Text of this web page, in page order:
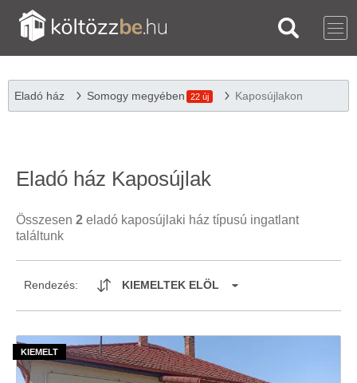
Eladó ház Somogy megyében 22 új Kaposújlakon
Eladó ház Kaposújlak
Összesen 2 eladó kaposújlaki ház típusú ingatlant
találtunk
Rendezés: KIEMELTEK ELÖL